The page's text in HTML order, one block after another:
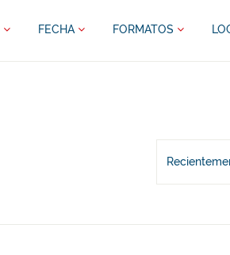
FECHA FORMATOS